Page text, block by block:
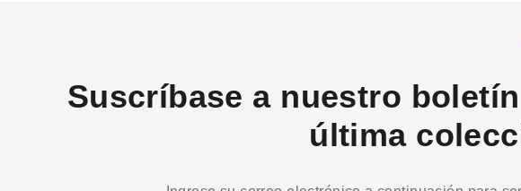
Suscríbase a nuestro
última